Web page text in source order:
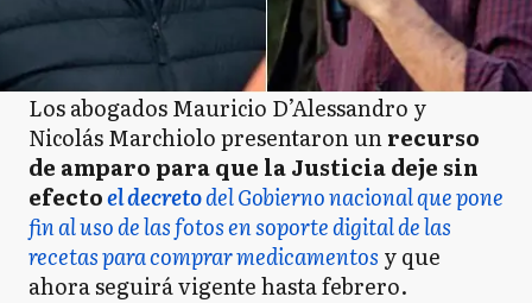
Los abogados Mauricio D’Alessandro y
Nicolás Marchiolo presentaron unrecurso
de amparo para que la Justicia deje sin
efectoel decretodel Gobierno nacional que pone
fin al uso de las fotos en soporte digital de las
recetas para comprar medicamentos y que
ahora seguirá vigente hasta febrero.